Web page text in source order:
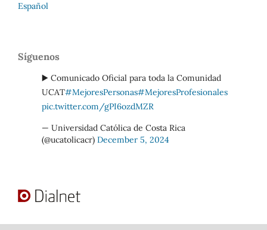
Español
Síguenos
▶️ Comunicado Oficial para toda la Comunidad
UCAT#MejoresPersonas#MejoresProfesionales
pic.twitter.com/gPI6ozdMZR
— Universidad Católica de Costa Rica
(@ucatolicacr) December 5, 2024